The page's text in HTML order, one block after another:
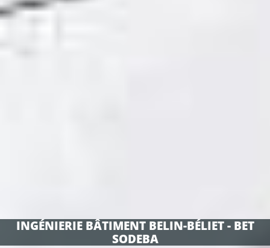
INGÉNIERIE BÂTIMENT BELIN-BÉLIET - BET
SODEBA